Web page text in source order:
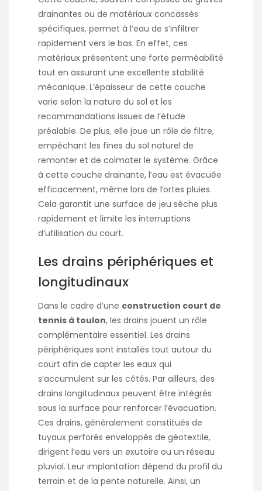
drainantes ou de matériaux concassés
spécifiques, permet à l’eau de s’infiltrer
rapidement vers le bas. En effet, ces
matériaux présentent une forte perméabilité
tout en assurant une excellente stabilité
mécanique. L’épaisseur de cette couche
varie selon la nature du sol et les
recommandations issues de l’étude
préalable. De plus, elle joue un rôle de filtre,
empêchant les fines du sol naturel de
remonter et de colmater le système. Grâce
à cette couche drainante, l’eau est évacuée
efficacement, même lors de fortes pluies.
Cela garantit une surface de jeu sèche plus
rapidement et limite les interruptions
d’utilisation du court.
Les drains périphériques et
longitudinaux
Dans le cadre d’une construction court de
tennis à toulon, les drains jouent un rôle
complémentaire essentiel. Les drains
périphériques sont installés tout autour du
court afin de capter les eaux qui
s’accumulent sur les côtés. Par ailleurs, des
drains longitudinaux peuvent être intégrés
sous la surface pour renforcer l’évacuation.
Ces drains, généralement constitués de
tuyaux perforés enveloppés de géotextile,
dirigent l’eau vers un exutoire ou un réseau
pluvial. Leur implantation dépend du profil du
terrain et de la pente naturelle. Ainsi, un